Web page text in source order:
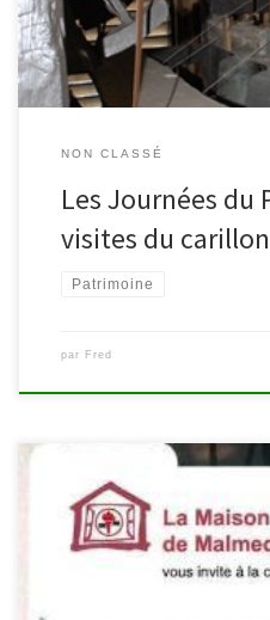
de […]
NON CLASSÉ
Les Journées du
visites du carillon
Patrimoine
par Fred
Le mercredi 7 septembre à 20h,
Malmedy organise une
réserves de pétrole. Elle se
Chapitre (Place du Châtelet 9).